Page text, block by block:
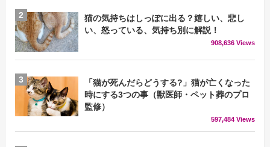
猫の気持ちはしっぽに出る？嬉しい、悲し
い、怒っている、気持ち別に解説！
908,636 Views
「猫が死んだらどうする?」猫が亡くなった
時にする3つの事（獣医師・ペット葬のプロ
監修）
597,484 Views